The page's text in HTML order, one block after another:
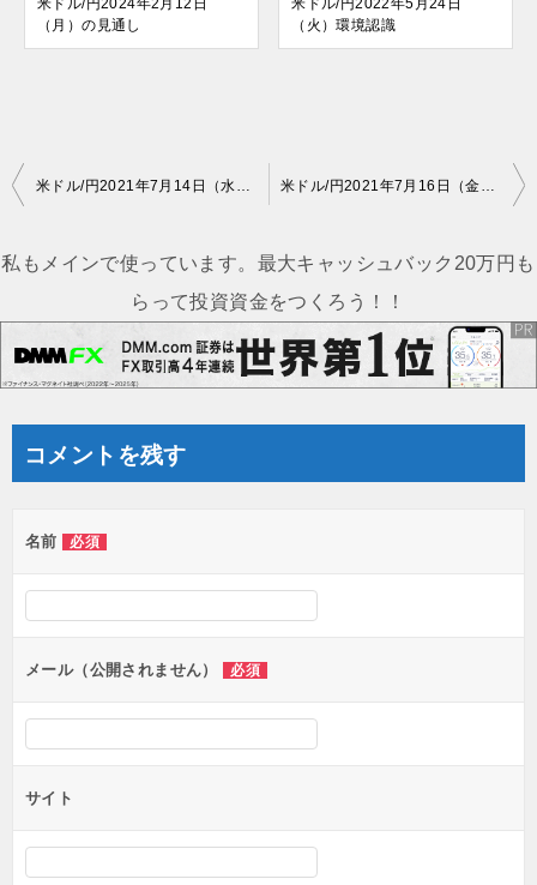
（月）の見通し
（火）環境認識
投
ナ
ョ
ン
私もメインで使っています。最大キャッシュバック20万円も
らって投資資金をつくろう！！
コメントを残す
名前 必須
メール（公開されません） 必須
サイト